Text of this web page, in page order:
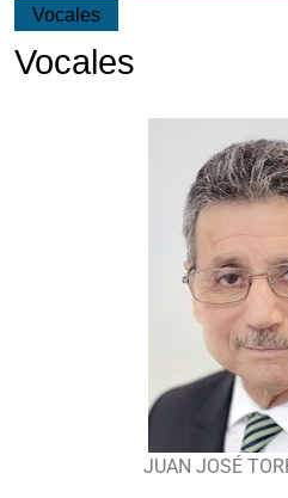
Vocales
Vocales
JUAN JOSÉ